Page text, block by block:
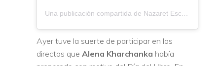
Una publicación compartida de Nazaret Escobedo (@nazaretescobedo)
Ayer tuve la suerte de participar en los
directos que Alena Kharchanka había